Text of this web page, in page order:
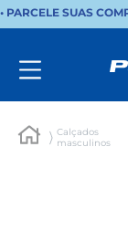
• PARCELE SUAS
Calçados
masculinos